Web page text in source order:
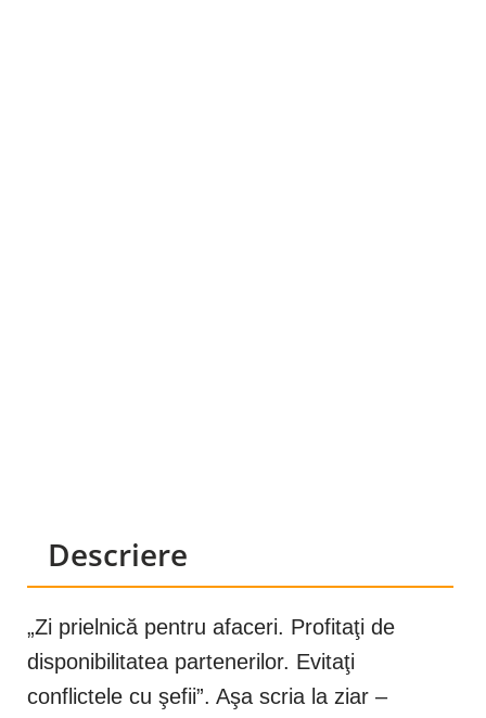
Descriere
„Zi prielnică pentru afaceri. Profitaţi de
disponibilitatea partenerilor. Evitaţi
conflictele cu şefii”. Aşa scria la ziar –